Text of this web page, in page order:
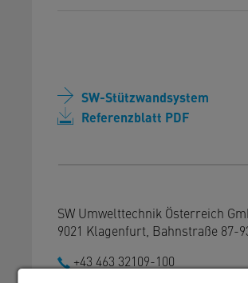
SW-Stützwandsystem
Referenzblatt PDF
SW Umwelttechnik Österreich
9021 Klagenfurt, Bahnstraße 87-
+43 463 32109-100